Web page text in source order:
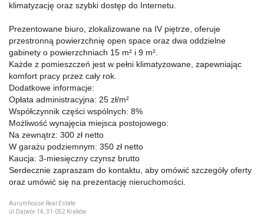
klimatyzację oraz szybki dostęp do Internetu.
Prezentowane biuro, zlokalizowane na IV piętrze, oferuje
przestronną powierzchnię open space oraz dwa oddzielne
gabinety o powierzchniach 15 m² i 9 m².
Każde z pomieszczeń jest w pełni klimatyzowane, zapewniając
komfort pracy przez cały rok.
Dodatkowe informacje:
Opłata administracyjna: 25 zł/m²
Współczynnik części wspólnych: 8%
Możliwość wynajęcia miejsca postojowego:
Na zewnątrz: 300 zł netto
W garażu podziemnym: 350 zł netto
Kaucja: 3-miesięczny czynsz brutto
Serdecznie zapraszam do kontaktu, aby omówić szczegóły oferty
oraz umówić się na prezentację nieruchomości.
Aurumhouse Real Estate
ul.Dajwór 14, 31-052 Kraków